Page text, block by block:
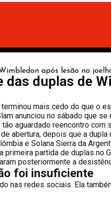
duplas de
mais cedo do que o
anunciou no sábado que
aguardado reencontro com
abertura, depois que a dupla
e Solana Sierra da
primeira partida de duplas no
posteriormente a
foi insuficiente
nas redes sociais. Ela